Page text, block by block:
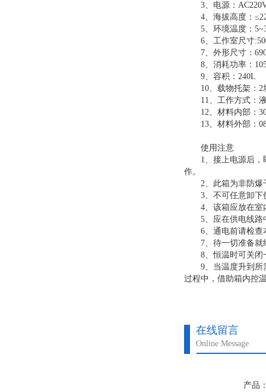
3、电源：
4、海拔高度：
5、环境温度：
6、工作室尺寸
7、外形尺寸：
8、消耗功率：
9、容积：240L
10、载物托架：2
11、工作方式：液
12、材料内部：
13、材料外部：
使用注意
1、接上电源后，即
作。
2、此箱为非防爆干
3、不可任意卸下侧
4、该箱应放在室
5、应在供电线路中
6、通电前请检查本
7、待一切准备就绪
8、恒温时可关闭一
9、当温度升到所需
过程中，借助箱内控
在线留言
Online Message
产品